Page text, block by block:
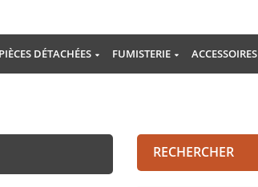
PIÈCES DÉTACHÉES FUMISTERIE ACCESSOIRES
RECHERCHER